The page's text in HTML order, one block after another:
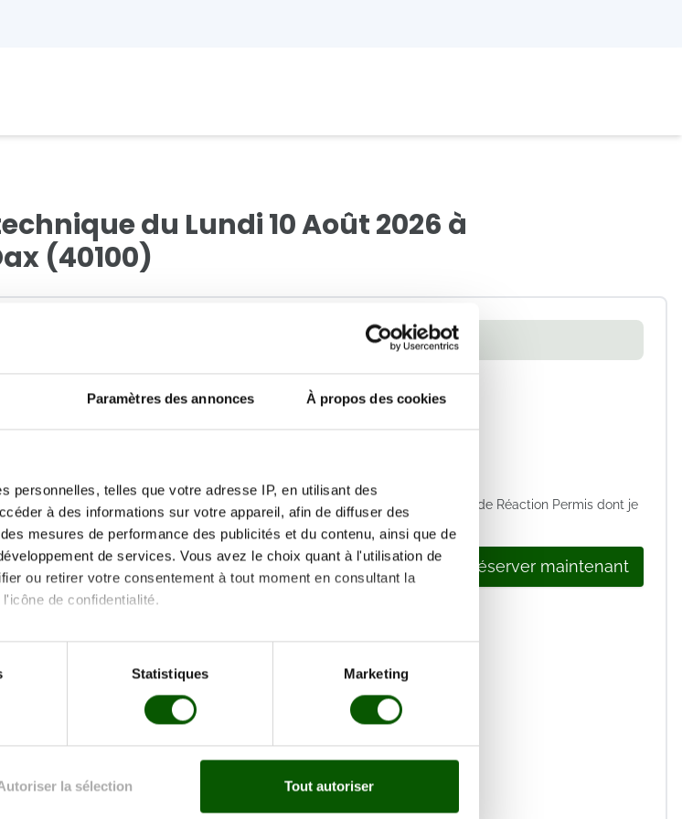
Paramètres des annonces À propos des cookies
personnelles, telles que votre adresse IP, en utilisant des
à des informations sur votre appareil, afin de diffuser des
mesures de performance des publicités et du contenu, ainsi que de
de services. Vous avez le choix quant à l'utilisation de
ou retirer votre consentement à tout moment en consultant la
de confidentialité.
géographique qui peuvent être précises à plusieurs mètres près
à tout moment à partir de la déclaration sur les cookies.
Statistiques Marketing
la sélection Tout autoriser
du Lundi 10 Août 2026 à
(40100)
Prénom(s) *
la politique de protection des données et les conditions générales de vente
de Réaction Permis dont je
Réserver maintenant